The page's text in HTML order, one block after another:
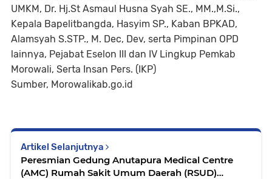
UMKM, Dr. Hj.St Asmaul Husna Syah SE., MM.,M.Si.,
Kepala Bapelitbangda, Hasyim SP., Kaban BPKAD,
Alamsyah S.STP., M. Dec, Dev, serta Pimpinan OPD
lainnya, Pejabat Eselon III dan IV Lingkup Pemkab
Morowali, Serta Insan Pers. (IKP)
Sumber, Morowalikab.go.id
Artikel Selanjutnya
Peresmian Gedung Anutapura Medical Centre
(AMC) Rumah Sakit Umum Daerah (RSUD)